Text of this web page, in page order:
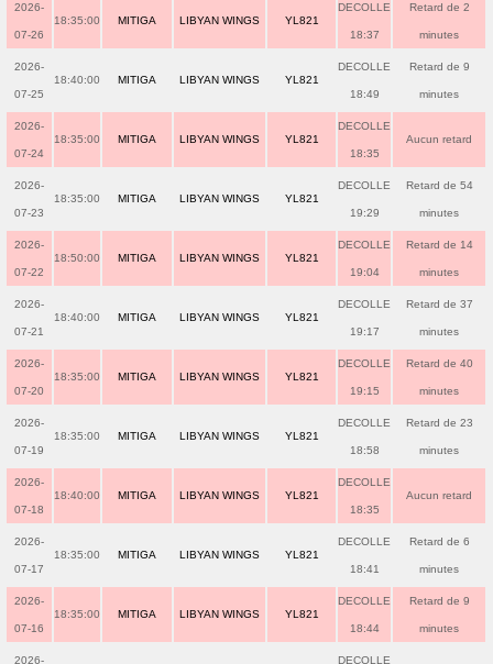
2026-
07-26
18:35:00 MITIGA LIBYAN WINGS YL821
DECOLLE
18:37
Retard de 2
minutes
2026-
07-25
18:40:00 MITIGA LIBYAN WINGS YL821
DECOLLE
18:49
Retard de 9
minutes
2026-
07-24
18:35:00 MITIGA LIBYAN WINGS YL821
DECOLLE
18:35
Aucun retard
2026-
07-23
18:35:00 MITIGA LIBYAN WINGS YL821
DECOLLE
19:29
Retard de 54
minutes
2026-
07-22
18:50:00 MITIGA LIBYAN WINGS YL821
DECOLLE
19:04
Retard de 14
minutes
2026-
07-21
18:40:00 MITIGA LIBYAN WINGS YL821
DECOLLE
19:17
Retard de 37
minutes
2026-
07-20
18:35:00 MITIGA LIBYAN WINGS YL821
DECOLLE
19:15
Retard de 40
minutes
2026-
07-19
18:35:00 MITIGA LIBYAN WINGS YL821
DECOLLE
18:58
Retard de 23
minutes
2026-
07-18
18:40:00 MITIGA LIBYAN WINGS YL821
DECOLLE
18:35
Aucun retard
2026-
07-17
18:35:00 MITIGA LIBYAN WINGS YL821
DECOLLE
18:41
Retard de 6
minutes
2026-
07-16
18:35:00 MITIGA LIBYAN WINGS YL821
DECOLLE
18:44
Retard de 9
minutes
2026- DECOLLE